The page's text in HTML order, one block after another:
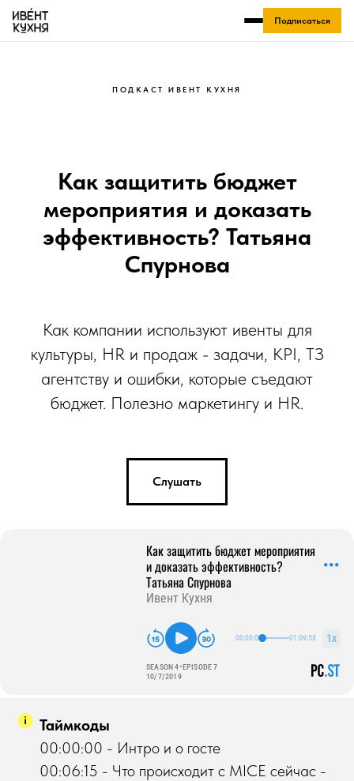
Подписаться
ПОДКАСТ ИВЕНТ КУХНЯ
Как защитить бюджет
мероприятия и доказать
эффективность? Татьяна
Спурнова
Как компании используют ивенты для
культуры, HR и продаж - задачи, KPI, ТЗ
агентству и ошибки, которые съедают
бюджет. Полезно маркетингу и HR.
Слушать
Таймкоды
00:00:00 - Интро и о госте
00:06:15 - Что происходит с MICE сейчас -